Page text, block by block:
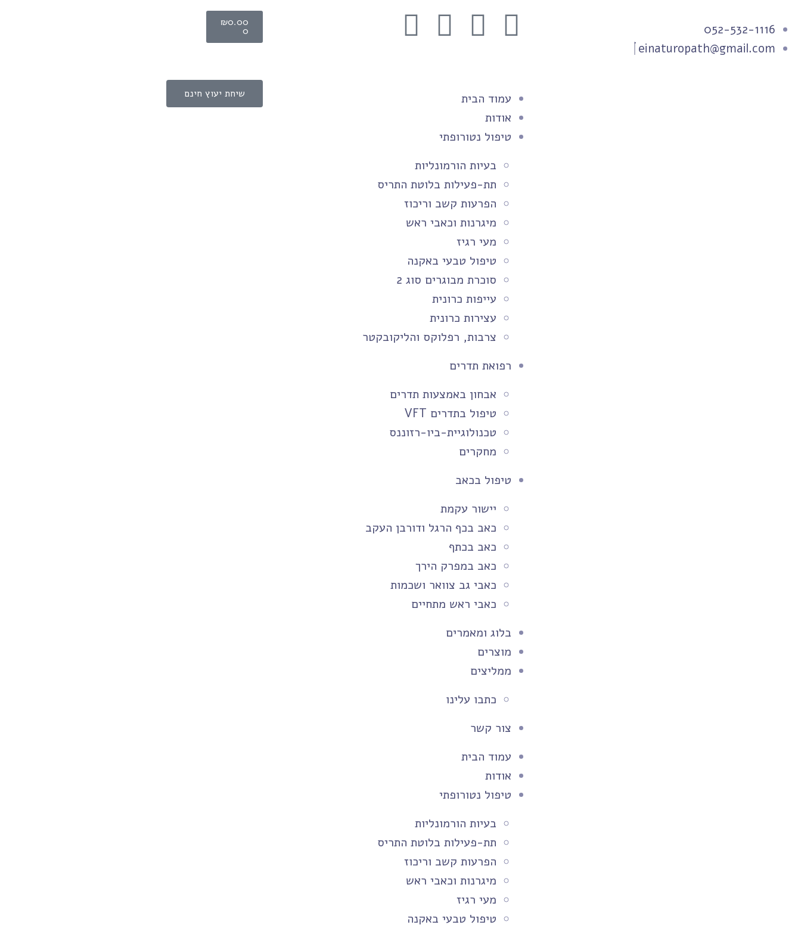
052-532-1116
einaturopath@gmail.com
₪0.00
0
עמוד הבית
אודות
טיפול נטורופתי
בעיות הורמונליות
תת-פעילות בלוטת התריס
הפרעות קשב וריכוז
מיגרנות וכאבי ראש
מעי רגיז
טיפול טבעי באקנה
סוכרת מבוגרים סוג 2
עייפות כרונית
עצירות כרונית
צרבות, רפלוקס והליקובקטר
רפואת תדרים
אבחון באמצעות תדרים
טיפול בתדרים VFT
טכנולוגיית-ביו-רזוננס
מחקרים
טיפול בכאב
יישור עקמת
כאב בכף הרגל ודורבן העקב
כאב בכתף
כאב במפרק הירך
כאבי גב צוואר ושכמות
כאבי ראש מתחיים
בלוג ומאמרים
מוצרים
ממליצים
כתבו עלינו
צור קשר
עמוד הבית
אודות
טיפול נטורופתי
בעיות הורמונליות
תת-פעילות בלוטת התריס
הפרעות קשב וריכוז
מיגרנות וכאבי ראש
מעי רגיז
טיפול טבעי באקנה
שיחת יעוץ חינם